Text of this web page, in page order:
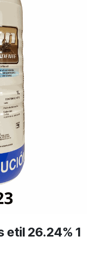
etil 26.24% 1